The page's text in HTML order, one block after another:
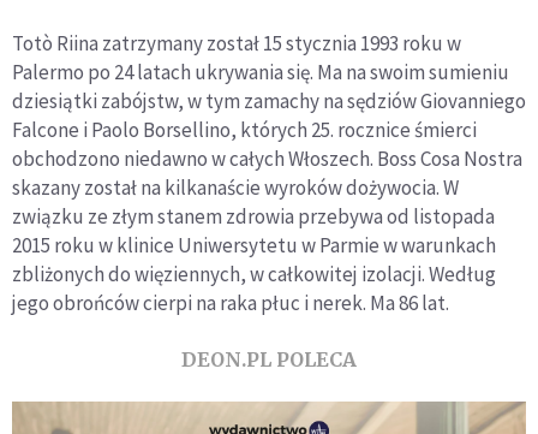
Totò Riina zatrzymany został 15 stycznia 1993 roku w
Palermo po 24 latach ukrywania się. Ma na swoim sumieniu
dziesiątki zabójstw, w tym zamachy na sędziów Giovanniego
Falcone i Paolo Borsellino, których 25. rocznice śmierci
obchodzono niedawno w całych Włoszech. Boss Cosa Nostra
skazany został na kilkanaście wyroków dożywocia. W
związku ze złym stanem zdrowia przebywa od listopada
2015 roku w klinice Uniwersytetu w Parmie w warunkach
zbliżonych do więziennych, w całkowitej izolacji. Według
jego obrońców cierpi na raka płuc i nerek. Ma 86 lat.
DEON.PL POLECA